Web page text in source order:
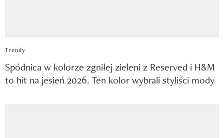
Trendy
Spódnica w kolorze zgniłej zieleni z Reserved i H&M
to hit na jesień 2026. Ten kolor wybrali styliści mody